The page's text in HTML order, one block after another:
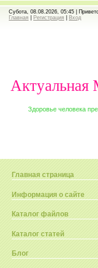
Субота, 08.08.2026, 05:45 |
Главная
Регистрация Вход
Актуальная
Здоровье человека
Главная страница
Информация о сайте
Каталог файлов
Каталог статей
Блог